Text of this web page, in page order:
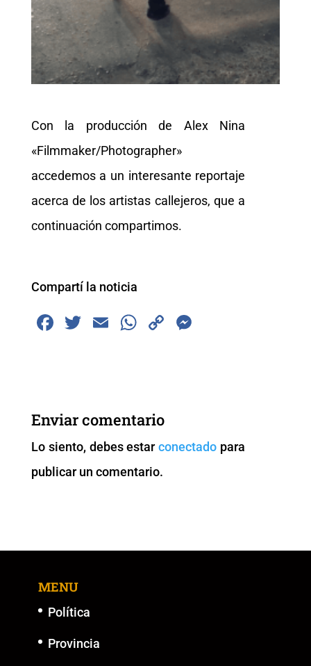
Con la producción de Alex Nina
«Filmmaker/Photographer»
accedemos a un interesante reportaje
acerca de los artistas callejeros, que a
continuación compartimos.
Compartí la noticia
F
b
o
o
k
T
E
W
A
p
p
C
k
er
Enviar comentario
Lo siento, debes estarconectado para
publicar un comentario.
MENU
Política
Provincia